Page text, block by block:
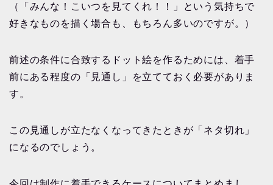
（「みんな！こいつを見てくれ！！」という気持ちで
好きなものを描く場合も、もちろん多いのですが。）
前述の条件に合致するドット絵を作るためには、着手
前にある程度の「見通し」を立てておく必要がありま
す。
この見通しが立たなくなってきたときが「ネタ切れ」
になるのでしょう。